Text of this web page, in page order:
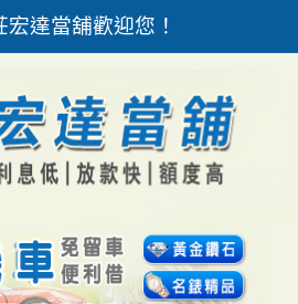
宏達當舖歡迎您！